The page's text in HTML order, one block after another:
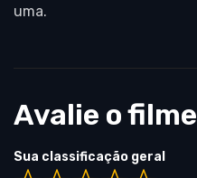
uma.
Avalie o filme
Sua classificação geral